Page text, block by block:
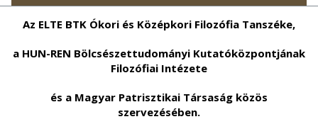
Az ELTE BTK Ókori és Középkori Filozófia Tanszéke,
a HUN-REN Bölcsészettudományi Kutatóközpontjának
Filozófiai Intézete
és a Magyar Patrisztikai Társaság közös
szervezésében.